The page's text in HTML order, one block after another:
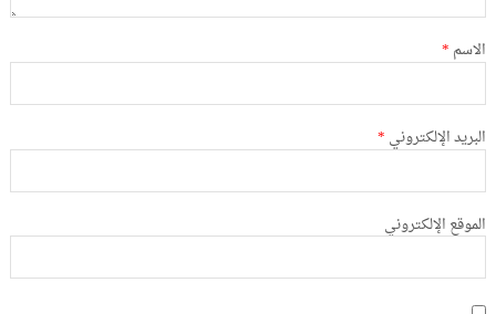
الاسم *
البريد الإلكتروني *
الموقع الإلكتروني